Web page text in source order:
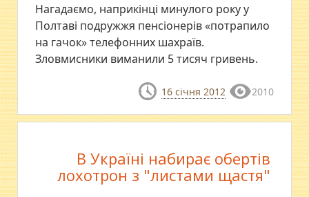
Нагадаємо, наприкінці минулого року у
Полтаві подружжя пенсіонерів «потрапило
на гачок» телефонних шахраїв.
Зловмисники виманили 5 тисяч гривень.
16 січня 2012 2010
В Україні набирає обертів
лохотрон з "листами щастя"